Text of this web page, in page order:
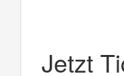
Jetzt